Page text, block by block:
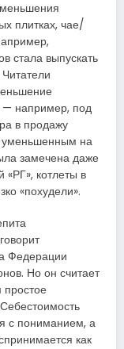
плитках, чае/
стала выпускать
— например, под
в продажу
уменьшенным на
замечена даже
«РГ», котлеты в
«похудели».
Федерации
Но он считает
простое
с пониманием, а
как